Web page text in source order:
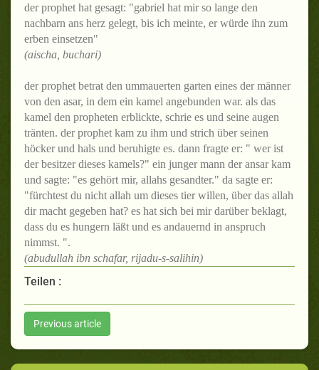
der prophet hat gesagt: "gabriel hat mir so lange den
nachbarn ans herz gelegt, bis ich meinte, er würde ihn zum
erben einsetzen"
(aischa, buchari)
der prophet betrat den ummauerten garten eines der männer
von den asar, in dem ein kamel angebunden war. als das
kamel den propheten erblickte, schrie es und seine augen
tränten. der prophet kam zu ihm und strich über seinen
höcker und hals und beruhigte es. dann fragte er: " wer ist
der besitzer dieses kamels?" ein junger mann der ansar kam
und sagte: "es gehört mir, allahs gesandter." da sagte er:
"fürchtest du nicht allah um dieses tier willen, über das allah
dir macht gegeben hat? es hat sich bei mir darüber beklagt,
dass du es hungern läßt und es andauernd in anspruch
nimmst. ".
(abudullah ibn schafar, rijadu-s-salihin)
Teilen :
Previous article